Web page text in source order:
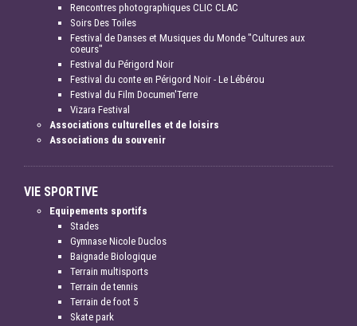
Rencontres photographiques CLIC CLAC
Soirs Des Toiles
Festival de Danses et Musiques du Monde "Cultures aux
coeurs"
Festival du Périgord Noir
Festival du conte en Périgord Noir - Le Lébérou
Festival du Film Documen'Terre
Vizara Festival
Associations culturelles et de loisirs
Associations du souvenir
VIE SPORTIVE
Equipements sportifs
Stades
Gymnase Nicole Duclos
Baignade Biologique
Terrain multisports
Terrain de tennis
Terrain de foot 5
Skate park